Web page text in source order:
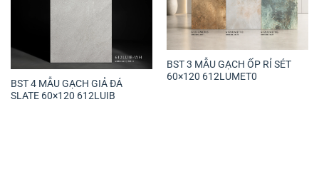
BST 4 MẪU GẠCH GIẢ ĐÁ
SLATE 60×120 612LUIB
BST 3 MẪU GẠCH ỐP RỈ SÉT
60×120 612LUMET0